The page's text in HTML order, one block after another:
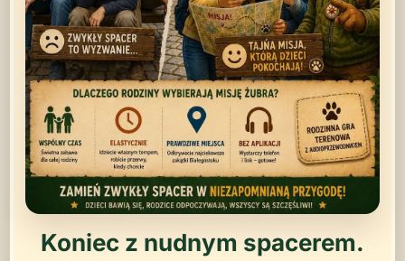
Koniec z nudnym spacerem.